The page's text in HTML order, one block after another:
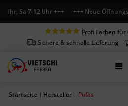
Sa 7-12 Uhr +++ +++ Neue
Profi Farben für
Sichere & schnelle Lieferung
Startseite | Hersteller | Pufas